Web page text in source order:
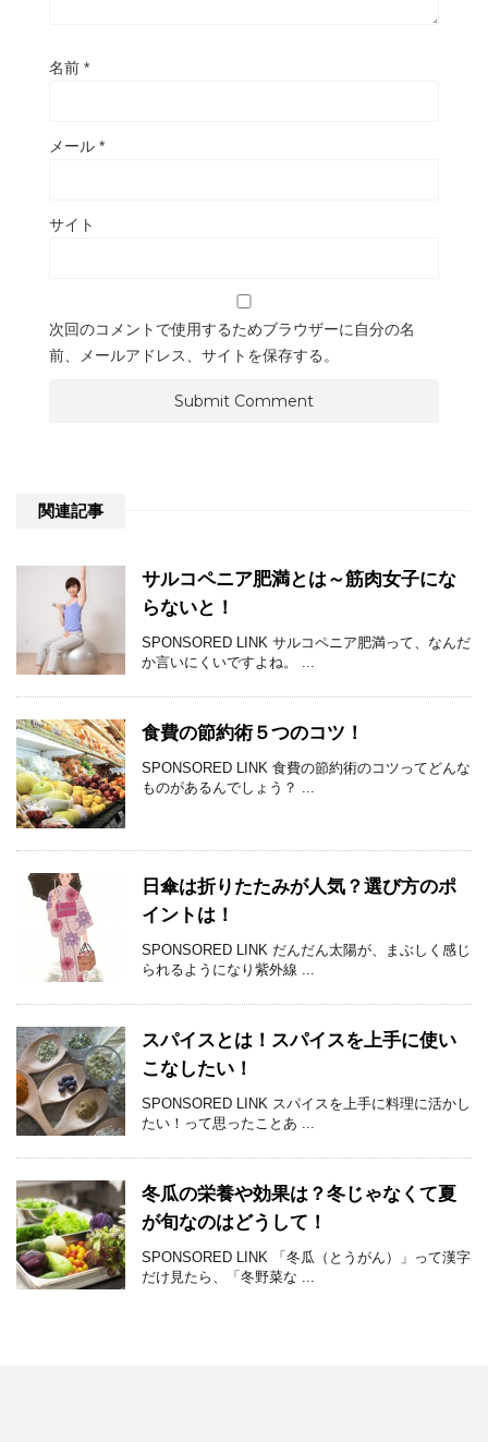
名前 *
メール *
サイト
次回のコメントで使用するためブラウザーに自分の名
前、メールアドレス、サイトを保存する。
関連記事
サルコペニア肥満とは～筋肉女子にな
らないと！
SPONSORED LINK サルコペニア肥満って、なんだ
か言いにくいですよね。 ...
食費の節約術５つのコツ！
SPONSORED LINK 食費の節約術のコツってどんな
ものがあるんでしょう？ ...
日傘は折りたたみが人気？選び方のポ
イントは！
SPONSORED LINK だんだん太陽が、まぶしく感じ
られるようになり紫外線 ...
スパイスとは！スパイスを上手に使い
こなしたい！
SPONSORED LINK スパイスを上手に料理に活かし
たい！って思ったことあ ...
冬瓜の栄養や効果は？冬じゃなくて夏
が旬なのはどうして！
SPONSORED LINK 「冬瓜（とうがん）」って漢字
だけ見たら、「冬野菜な ...